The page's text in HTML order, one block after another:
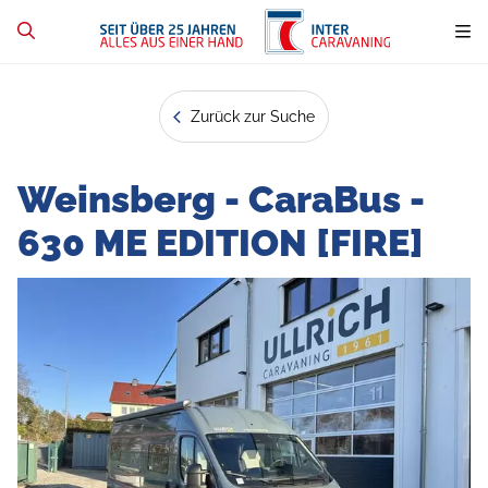
Zurück zur Suche
Weinsberg - CaraBus -
630 ME EDITION [FIRE]